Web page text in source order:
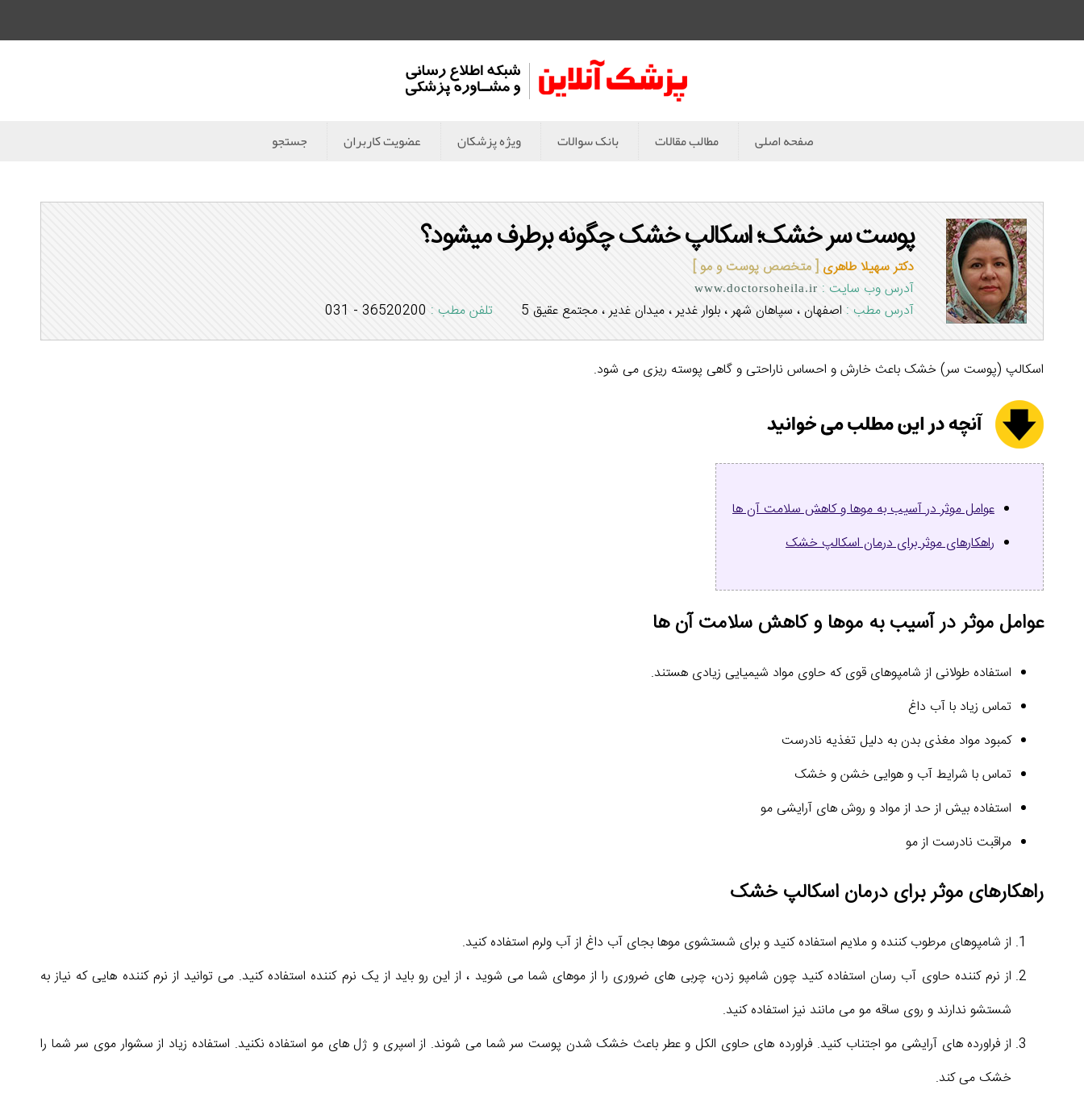
صفحه اصلی مطالب مقالات بانک سوالات ویژه پزشکان عضویت کاربران جستجو
پوست سر خشک؛ اسکالپ خشک چگونه برطرف میشود؟
دکتر سهیلا طاهری [ متخصص پوست و مو ]
آدرس وب سایت : www.doctorsoheila.ir
آدرس مطب : اصفهان ، سپاهان شهر ، بلوار غدیر ، میدان غدیر ، مجتمع عقیق 5 تلفن مطب : 36520200 - 031
اسکالپ (پوست سر) خشک باعث خارش و احساس ناراحتی و گاهی پوسته ریزی می شود.
عوامل موثر در آسیب به موها و کاهش سلامت آن ها
راهکارهای موثر برای درمان اسکالپ خشک
عوامل موثر در آسیب به موها و کاهش سلامت آن ها
استفاده طولانی از شامپوهای قوی که حاوی مواد شیمیایی زیادی هستند.
تماس زیاد با آب داغ
کمبود مواد مغذی بدن به دلیل تغذیه نادرست
تماس با شرایط آب و هوایی خشن و خشک
استفاده بیش از حد از مواد و روش های آرایشی مو
مراقبت نادرست از مو
راهکارهای موثر برای درمان اسکالپ خشک
از شامپوهای مرطوب کننده و ملایم استفاده کنید و برای شستشوی موها بجای آب داغ از آب ولرم استفاده کنید.
از نرم کننده حاوی آب رسان استفاده کنید چون شامپو زدن، چربی های ضروری را از موهای شما می شوید ، از این رو باید از یک نرم کننده استفاده کنید. می توانید از نرم کننده هایی که نیاز به
شستشو ندارند و روی ساقه مو می مانند نیز استفاده کنید.
از فراورده های آرایشی مو اجتناب کنید. فراورده های حاوی الکل و عطر باعث خشک شدن پوست سر شما می شوند. از اسپری و ژل های مو استفاده نکنید. استفاده زیاد از سشوار موی سر شما را
خشک می کند.